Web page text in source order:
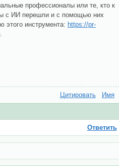
профессионалы или те, кто к
с ИИ перешли и с помощью них
инструмента: https://pr-
Цитировать Имя
Ответить